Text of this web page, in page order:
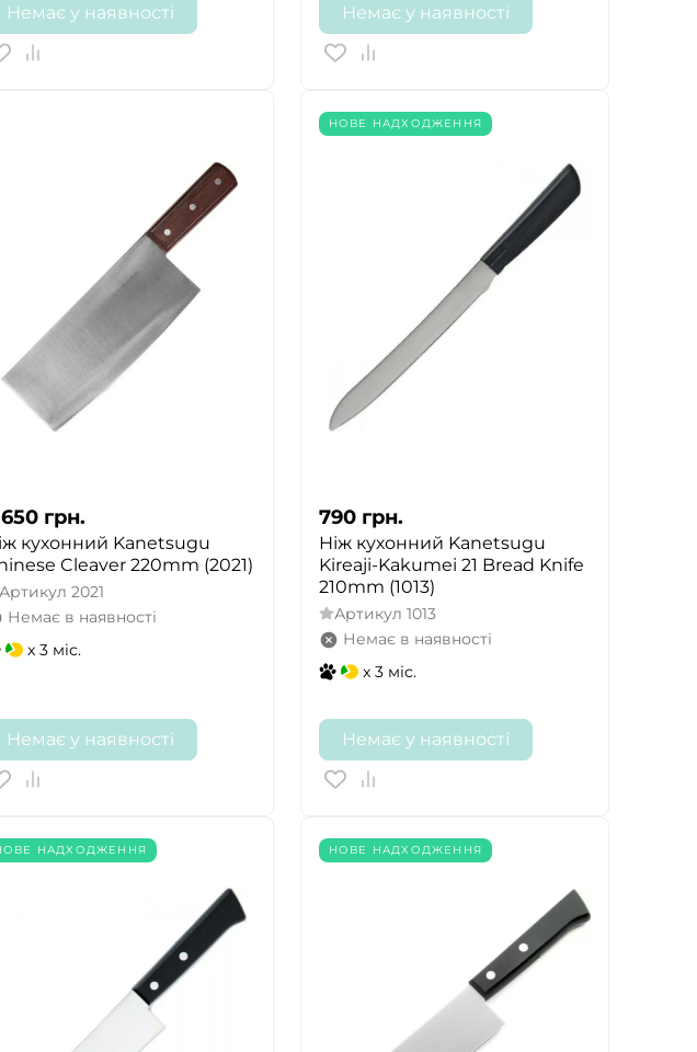
Немає у наявності Немає у наявності
грн.
кухонний Kanetsugu
Cleaver 220mm (2021)
2021
Немає в наявності
x 3 міс.
Немає у наявності
НОВЕ НАДХОДЖЕННЯ
790 грн.
Ніж кухонний Kanetsugu
Kireaji-Kakumei 21 Bread Knife
210mm (1013)
Артикул 1013
Немає в наявності
x 3 міс.
Немає у наявності
НАДХОДЖЕННЯ НОВЕ НАДХОДЖЕННЯ